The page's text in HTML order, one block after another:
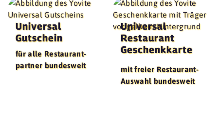
Universal
Gutschein
für alle Restaurant­
partner bundesweit
Universal
Restaurant
Geschenk­karte
mit freier Restaurant-
Auswahl bundesweit